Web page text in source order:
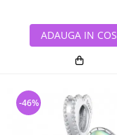
ADAUGA IN COS
-46%